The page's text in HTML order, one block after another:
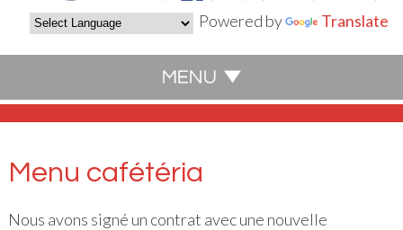
Powered by Translate
Menu cafétéria
Nous avons signé un contrat avec une nouvelle